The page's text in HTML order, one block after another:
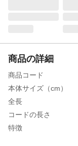
商品の詳細
商品コード
本体サイズ（cm）
全長
コードの長さ
特徴